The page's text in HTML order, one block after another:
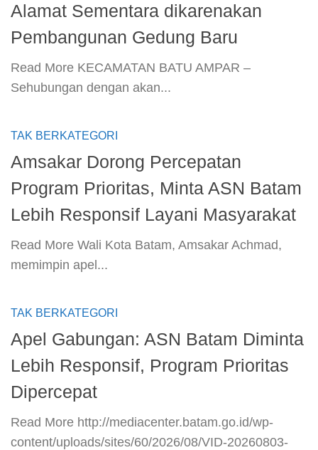
Alamat Sementara dikarenakan
Pembangunan Gedung Baru
​Read More​ KECAMATAN BATU AMPAR –
Sehubungan dengan akan...
TAK BERKATEGORI
Amsakar Dorong Percepatan
Program Prioritas, Minta ASN Batam
Lebih Responsif Layani Masyarakat
​Read More​ Wali Kota Batam, Amsakar Achmad,
memimpin apel...
TAK BERKATEGORI
Apel Gabungan: ASN Batam Diminta
Lebih Responsif, Program Prioritas
Dipercepat
​Read More​ http://mediacenter.batam.go.id/wp-
content/uploads/sites/60/2026/08/VID-20260803-